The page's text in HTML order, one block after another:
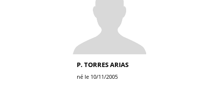
P. TORRES ARIAS
né le 10/11/2005